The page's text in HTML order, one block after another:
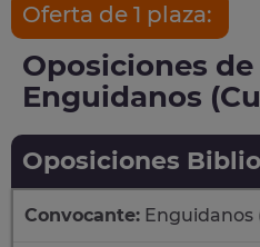
Oferta de 1 plaza:
Oposiciones
Enguidanos
Oposiciones
Convocante: Enguidanos